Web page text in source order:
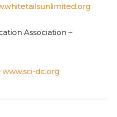
Association –
www.sci-dc.org